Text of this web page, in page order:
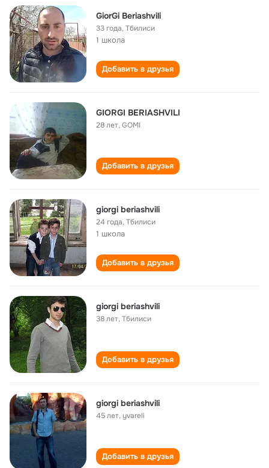
GiorGi Beriashvili
33 года,Тбилиси
1 школа
Добавить в друзья
GIORGI BERIASHVILI
28 лет,GOMI
Добавить в друзья
giorgi beriashvili
24 года,Тбилиси
1 школа
Добавить в друзья
giorgi beriashvili
38 лет,Тбилиси
Добавить в друзья
giorgi beriashvili
45 лет,yvareli
Добавить в друзья